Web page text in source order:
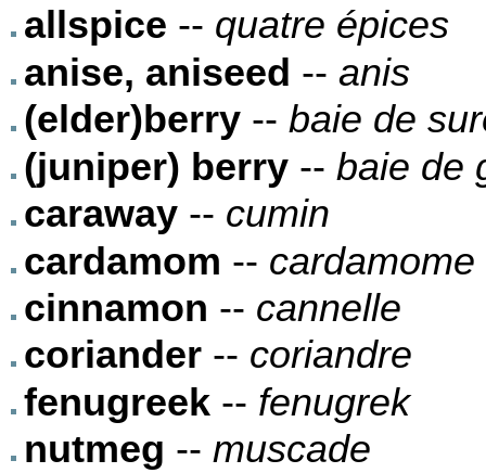
allspice -- quatre épices
anise, aniseed -- anis
(elder)berry -- baie de
(juniper) berry -- baie de
caraway -- cumin
cardamom -- cardamome
cinnamon -- cannelle
coriander -- coriandre
fenugreek -- fenugrek
nutmeg -- muscade